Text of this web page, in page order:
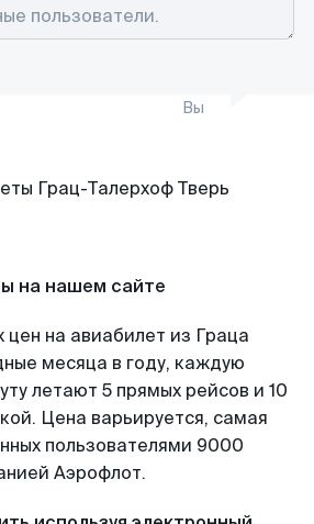
Вы
на нашем сайте
цен на авиабилет из Граца
месяца в году, каждую
летают 5 прямых рейсов и 10
Цена варьируется, самая
пользователями 9000
Аэрофлот.